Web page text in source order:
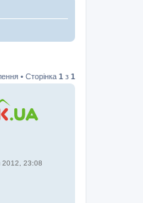
• Сторінка 1 з 1
2012, 23:08